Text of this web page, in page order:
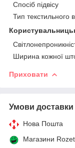
Спосіб підвісу
Тип текстильного
Ширина кожної
Приховати
Умови доставки
Нова Пошта
Магазини